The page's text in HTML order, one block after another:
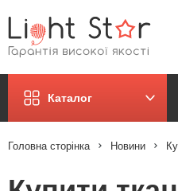
Каталог
Головна сторінка Новини